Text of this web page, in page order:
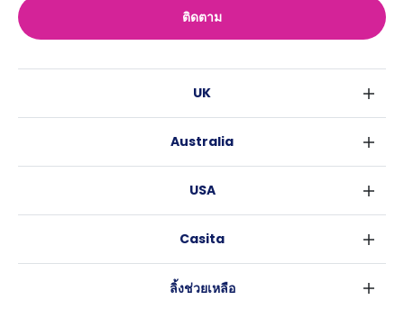
ติดตาม
UK
เอดินเบอระ
ลีดส์
Australia
บริสเบน
อะเดลายด์
USA
แอตแลนตา
Casita
ลิ้งช่วยเหลือ